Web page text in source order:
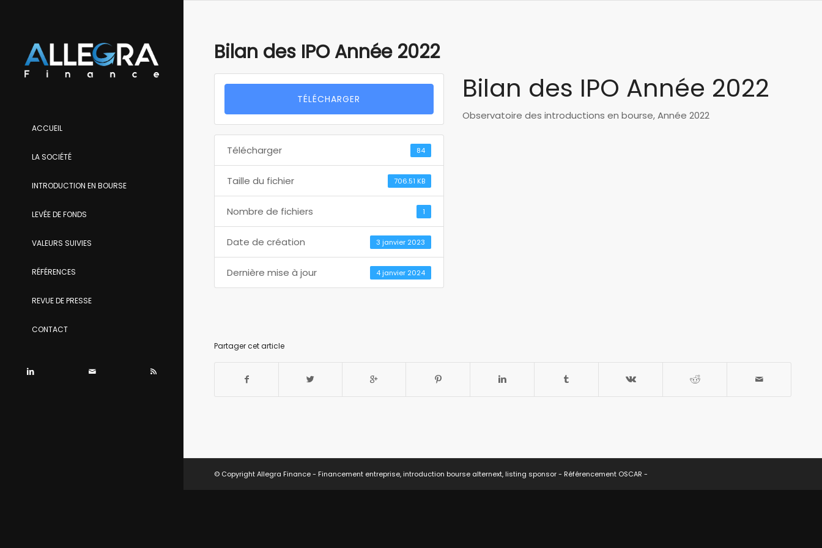
ACCUEIL
LA SOCIÉTÉ
INTRODUCTION EN BOURSE
LEVÉE DE FONDS
VALEURS SUIVIES
RÉFÉRENCES
REVUE DE PRESSE
CONTACT
Bilan des IPO Année 2022
TÉLÉCHARGER
Télécharger 84
Taille du fichier 706.51 KB
Nombre de fichiers 1
Date de création 3 janvier 2023
Dernière mise à jour 4 janvier 2024
Bilan des IPO Année 2022
Observatoire des introductions en bourse, Année 2022
Partager cet article
© Copyright Allegra Finance - Financement entreprise, introduction bourse alternext, listing sponsor - Référencement OSCAR -